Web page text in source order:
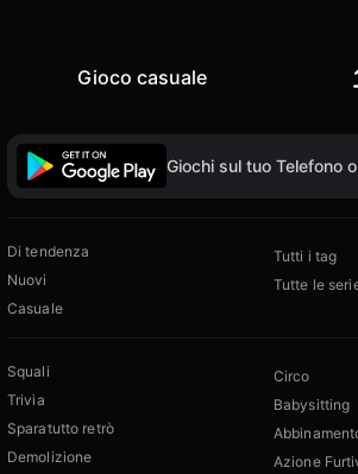
Gioco casuale
Giochi sul tuo Telefono
Di tendenza
Nuovi
Casuale
Tutti i tag
Tutte le
Squali
Trivia
Sparatutto retrò
Demolizione
Circo
Babysitting
Azione